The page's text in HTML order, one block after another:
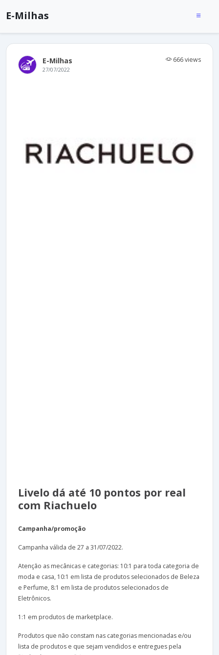
E-Milhas
E-Milhas 666 views
27/07/2022
Livelo dá até 10 pontos por real
com Riachuelo
Campanha/promoção
Campanha válida de 27 a 31/07/2022.
Atenção as mecânicas e categorias: 10:1 para toda categoria de
moda e casa, 10:1 em lista de produtos selecionados de Beleza
e Perfume, 8:1 em lista de produtos selecionados de
Eletrônicos.
1:1 em produtos de marketplace.
Produtos que não constam nas categorias mencionadas e/ou
lista de produtos e que sejam vendidos e entregues pela